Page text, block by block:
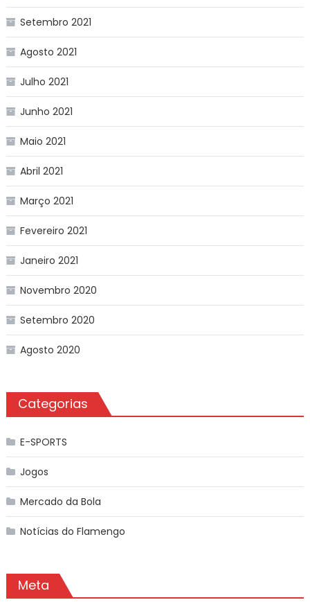
Setembro 2021
Agosto 2021
Julho 2021
Junho 2021
Maio 2021
Abril 2021
Março 2021
Fevereiro 2021
Janeiro 2021
Novembro 2020
Setembro 2020
Agosto 2020
Categorias
E-SPORTS
Jogos
Mercado da Bola
Notícias do Flamengo
Meta